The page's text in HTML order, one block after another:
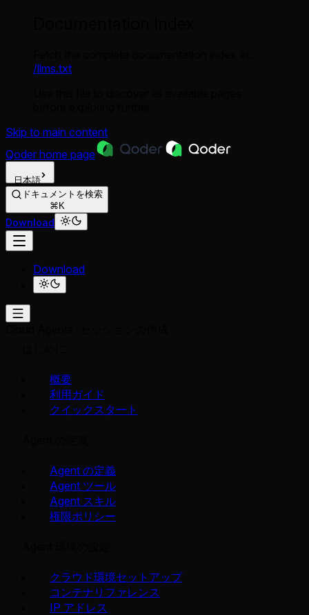
/llms.txt
Skip to main content
Qoder home page
日本語
ドキュメントを検索
⌘K
Download
Download
概要
利用ガイド
クイックスタート
Agent の定義
Agent ツール
Agent スキル
権限ポリシー
クラウド環境セットアップ
コンテナリファレンス
IP アドレス